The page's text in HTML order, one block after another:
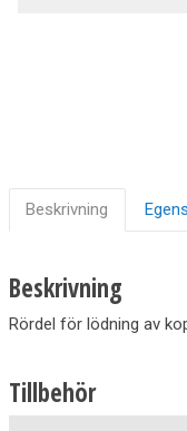
Beskrivning
Beskrivning
Rördel för lödning av
Tillbehör